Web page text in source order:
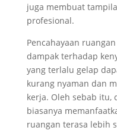
juga membuat
profesional.
Pencahayaan
dampak terhadap
yang terlalu gelap
kurang nyaman dan
kerja. Oleh sebab itu,
biasanya
ruangan terasa lebih